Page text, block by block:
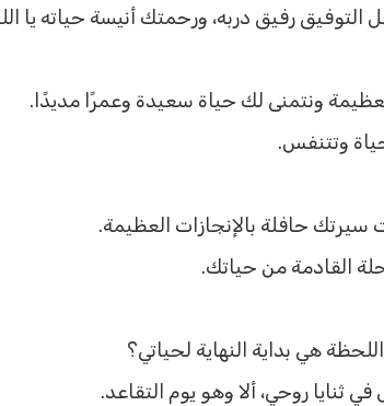
رفيق دربه، ورحمتك أنيسة حياته يا
ونتمنى لك حياة سعيدة وعمرًا مديدًا.
وتتنفس.
سيرتك حافلة بالإنجازات العظيمة.
القادمة من حياتك.
هي بداية النهاية لحياتي؟
ثنايا روحي، ألا وهو يوم التقاعد.